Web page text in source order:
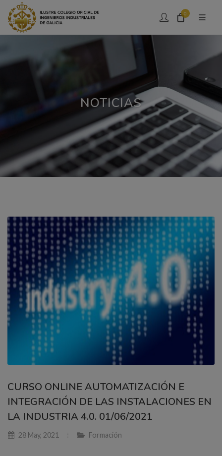
0
NOTICIAS
CURSO ONLINE AUTOMATIZACIÓN E
INTEGRACIÓN DE LAS INSTALACIONES EN
LA INDUSTRIA 4.0. 01/06/2021
28 May, 2021 Formación